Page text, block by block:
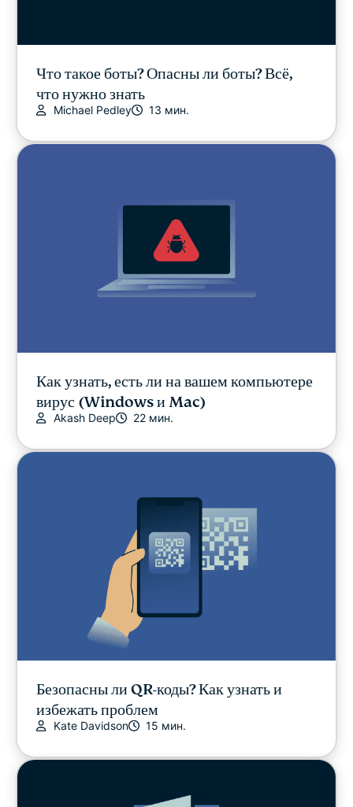
Что такое боты? Опасны ли боты? Всё,
что нужно знать
Michael Pedley 13 мин.
Как узнать, есть ли на вашем компьютере
вирус (Windows и Mac)
Akash Deep 22 мин.
Безопасны ли QR-коды? Как узнать и
избежать проблем
Kate Davidson 15 мин.